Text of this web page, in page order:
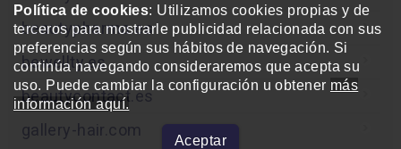
Política de cookies: Utilizamos cookies propias y de
terceros para mostrarle publicidad relacionada con sus
preferencias según sus hábitos de navegación. Si
continúa navegando consideraremos que acepta su
uso. Puede cambiar la configuración u obtener más
información aquí.
Aceptar
beautypharma.es
bewellty.es
beautycontact.es
gallery-hair.com